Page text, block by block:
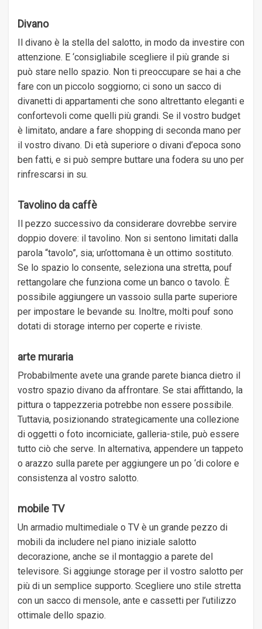
Divano
Il divano è la stella del salotto, in modo da investire con
attenzione. E ‘consigliabile scegliere il più grande si
può stare nello spazio. Non ti preoccupare se hai a che
fare con un piccolo soggiorno; ci sono un sacco di
divanetti di appartamenti che sono altrettanto eleganti e
confortevoli come quelli più grandi. Se il vostro budget
è limitato, andare a fare shopping di seconda mano per
il vostro divano. Di età superiore o divani d’epoca sono
ben fatti, e si può sempre buttare una fodera su uno per
rinfrescarsi in su.
Tavolino da caffè
Il pezzo successivo da considerare dovrebbe servire
doppio dovere: il tavolino. Non si sentono limitati dalla
parola “tavolo”, sia; un’ottomana è un ottimo sostituto.
Se lo spazio lo consente, seleziona una stretta, pouf
rettangolare che funziona come un banco o tavolo. È
possibile aggiungere un vassoio sulla parte superiore
per impostare le bevande su. Inoltre, molti pouf sono
dotati di storage interno per coperte e riviste.
arte muraria
Probabilmente avete una grande parete bianca dietro il
vostro spazio divano da affrontare. Se stai affittando, la
pittura o tappezzeria potrebbe non essere possibile.
Tuttavia, posizionando strategicamente una collezione
di oggetti o foto incorniciate, galleria-stile, può essere
tutto ciò che serve. In alternativa, appendere un tappeto
o arazzo sulla parete per aggiungere un po ‘di colore e
consistenza al vostro salotto.
mobile TV
Un armadio multimediale o TV è un grande pezzo di
mobili da includere nel piano iniziale salotto
decorazione, anche se il montaggio a parete del
televisore. Si aggiunge storage per il vostro salotto per
più di un semplice supporto. Scegliere uno stile stretta
con un sacco di mensole, ante e cassetti per l’utilizzo
ottimale dello spazio.